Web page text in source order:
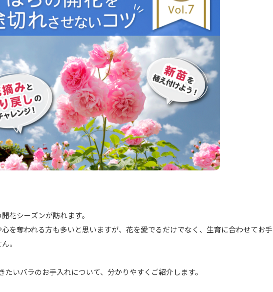
花シーズンが訪れます。
を奪われる方も多いと思いますが、花を愛でるだけでなく、生育に合わせてお手
。
たいバラのお手入れについて、分かりやすくご紹介します。